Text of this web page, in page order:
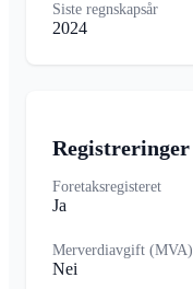
Siste regnskapsår
2024
Registreringer
Foretaksregisteret
Ja
Merverdiavgift (MVA)
Nei